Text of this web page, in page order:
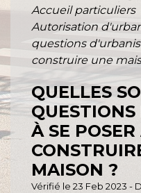
Accueil particuliers
Autorisation
questions
construire une
QUELLES
À SE
MAISON ?
Vérifié le 23 Feb 2023 -